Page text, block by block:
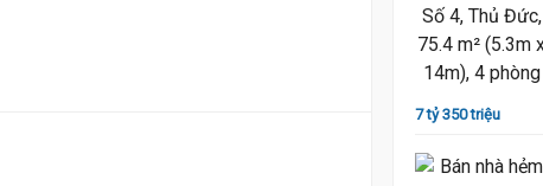
7 tỷ 350 triệu